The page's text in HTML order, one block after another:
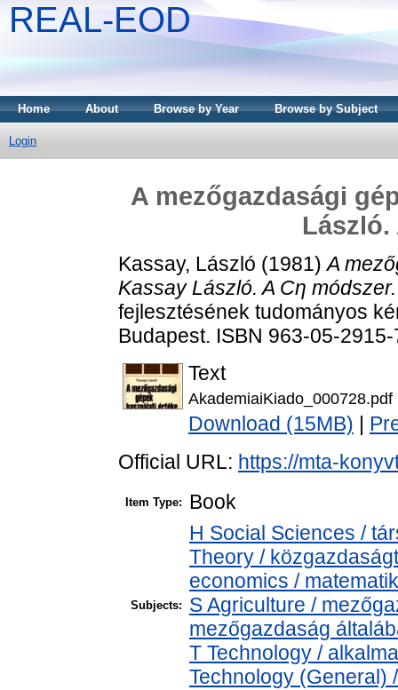
REAL-EOD
Home About Browse by Year Browse by Subject
Login
A mezőgazdasági
László.
Kassay, László (1981)A
Kassay László. A Cη módszer.
fejlesztésének tudományos
Budapest. ISBN 963-05-2915-
Text
AkademiaiKiado_000728.pdf
Download (15MB)
Official URL: https://mta-
Item Type: Book
Subjects:
H Social Sciences /
Theory /
economics /
S Agriculture /
mezőgazdaság
T Technology /
Technology (General)